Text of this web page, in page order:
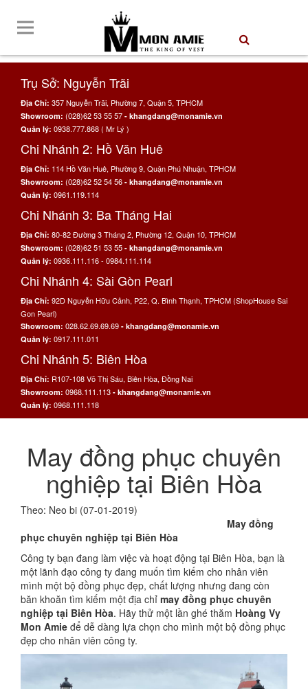
Trụ Sở: Nguyễn Trãi
Địa Chỉ: 357 Nguyễn Trãi, Phường 7, Quận 5, TPHCM
Showroom: (028)62 53 55 57 - khangdang@monamie.vn
Quản lý: 0938.777.868 ( Mr Lý )
Chi Nhánh 2: Hồ Văn Huê
Địa Chỉ: 114 Hồ Văn Huê, Phường 9, Quận Phú Nhuận, TPHCM
Showroom: (028)62 52 54 56 - khangdang@monamie.vn
Quản lý: 0961.119.114
Chi Nhánh 3: Ba Tháng Hai
Địa Chỉ: 80-82 Đường 3 Tháng 2, Phường 12, Quận 10, TPHCM
Showroom: (028)62 51 53 55 - khangdang@monamie.vn
Quản lý: 0936.111.116 - 0984.111.114
Chi Nhánh 4: Sài Gòn Pearl
Địa Chỉ: 92D Nguyễn Hữu Cảnh, P22, Q. Bình Thạnh, TPHCM (ShopHouse Sai
Gon Pearl)
Showroom: 028.62.69.69.69 - khangdang@monamie.vn
Quản lý: 0917.111.011
Chi Nhánh 5: Biên Hòa
Địa Chỉ: R107-108 Võ Thị Sáu, Biên Hòa, Đồng Nai
Showroom: 0968.111.113 - khangdang@monamie.vn
Quản lý: 0968.111.118
May đồng phục chuyên
nghiệp tại Biên Hòa
Theo: Neo bi (07-01-2019)
May đồng
phục chuyên nghiệp tại Biên Hòa
Công ty bạn đang làm việc và hoạt động tại Biên Hòa, bạn là
một lãnh đạo công ty đang muốn tìm kiếm cho nhân viên
mình một bộ đồng phục đẹp, chất lượng nhưng đang còn
băn khoăn tìm kiếm một địa chỉ may đồng phục chuyên
nghiệp tại Biên Hòa. Hãy thử một lần ghé thăm Hoàng Vy
Mon Amie để dễ dàng lựa chọn cho mình một bộ đồng phục
đẹp cho nhân viên công ty.